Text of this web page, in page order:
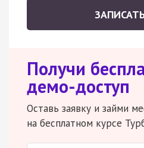
Получи
демо-доступ
Оставь заявку и займи
на бесплатном курсе